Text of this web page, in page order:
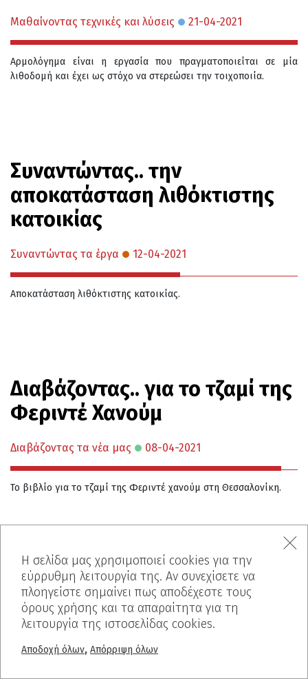
Μαθαίνοντας τεχνικές και λύσεις 21-04-2021
Αρμολόγημα είναι η εργασία που πραγματοποιείται σε μία
λιθοδομή και έχει ως στόχο να στερεώσει την τοιχοποιία.
Συναντώντας.. την
αποκατάσταση λιθόκτιστης
κατοικίας
Συναντώντας τα έργα 12-04-2021
Αποκατάσταση λιθόκτιστης κατοικίας.
Διαβάζοντας.. για το τζαμί της
Φεριντέ Χανούμ
Διαβάζοντας τα νέα μας 08-04-2021
Το βιβλίο για το τζαμί της Φεριντέ χανούμ στη Θεσσαλονίκη.
2017-2018: Δράσεις που
στηρίξαμε
Αναδρομές 06-04-2021
Η σελίδα μας χρησιμοποιεί cookies για την
εύρρυθμη λειτουργία της. Αν συνεχίσετε να
πλοηγείστε σημαίνει πως αποδέχεστε τους
όρους χρήσης και τα απαραίτητα για τη
λειτουργία της ιστοσελίδας cookies.
Αποδοχή όλων, Απόρριψη όλων